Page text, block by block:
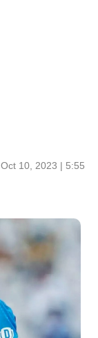
Oct 10, 2023 | 5:55